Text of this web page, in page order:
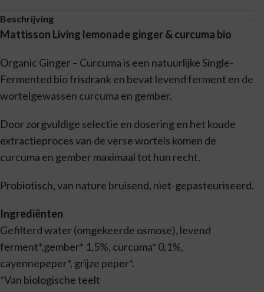
Beschrijving
Mattisson Living lemonade ginger & curcuma bio
Organic Ginger – Curcuma is een natuurlijke Single-
Fermented bio frisdrank en bevat levend ferment en de
wortelgewassen curcuma en gember.
Door zorgvuldige selectie en dosering en het koude
extractieproces van de verse wortels komen de
curcuma en gember maximaal tot hun recht.
Probiotisch, van nature bruisend, niet-gepasteuriseerd.
Ingrediënten
Gefilterd water (omgekeerde osmose), levend
ferment*,gember* 1,5%, curcuma* 0,1%,
cayennepeper*, grijze peper*.
*Van biologische teelt